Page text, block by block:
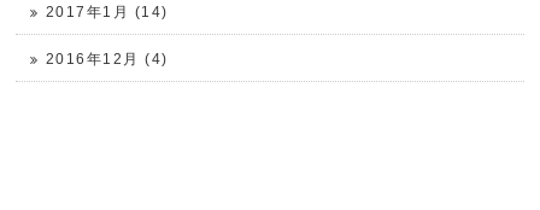
2017年1月 (14)
2016年12月 (4)